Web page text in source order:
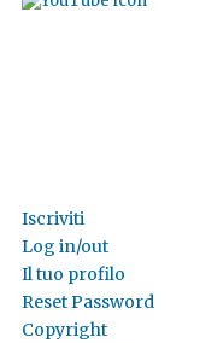
Iscriviti
Log in/out
Il tuo profilo
Reset Password
Copyright